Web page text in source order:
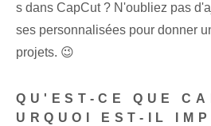
s dans CapCut ? N'oubliez pas
ses personnalisées pour donner
projets. 😉
QU'EST-CE QUE
URQUOI EST-IL